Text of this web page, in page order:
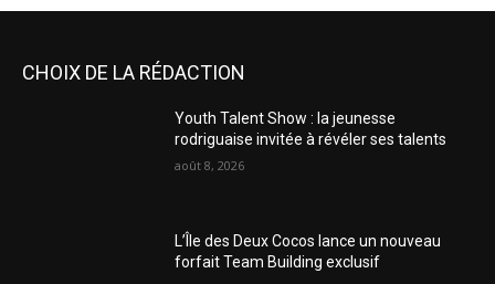
CHOIX DE LA RÉDACTION
Youth Talent Show : la jeunesse
rodriguaise invitée à révéler ses talents
août 8, 2026
L’Île des Deux Cocos lance un nouveau
forfait Team Building exclusif